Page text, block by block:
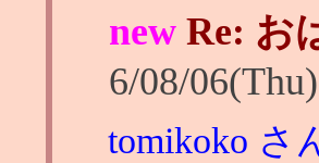
new Re: お
6/08/
tomikoko さ